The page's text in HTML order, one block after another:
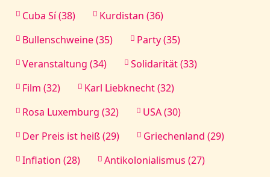
Cuba Sí (38)
Kurdistan (36)
Bullenschweine (35)
Party (35)
Veranstaltung (34)
Solidarität (33)
Film (32)
Karl Liebknecht (32)
Rosa Luxemburg (32)
USA (30)
Der Preis ist heiß (29)
Griechenland (29)
Inflation (28)
Antikolonialismus (27)